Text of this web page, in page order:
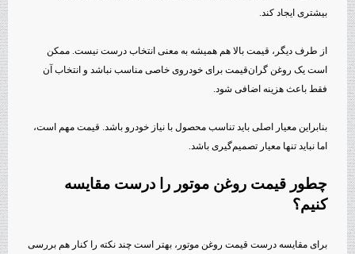
بیشتری ایجاد کند.
از طرف دیگر، قیمت بالا هم همیشه به معنی انتخاب درست نیست. ممکن
است یک روغن گران‌قیمت برای خودروی خاصی مناسب نباشد و انتخاب آن
فقط باعث هزینه اضافی شود.
بنابراین معیار اصلی باید تناسب محصول با نیاز خودرو باشد. قیمت مهم است،
اما نباید تنها معیار تصمیم‌گیری باشد.
چطور قیمت روغن موتور را درست مقایسه
کنیم؟
برای مقایسه درست قیمت روغن موتور، بهتر است چند نکته را کنار هم بررسی